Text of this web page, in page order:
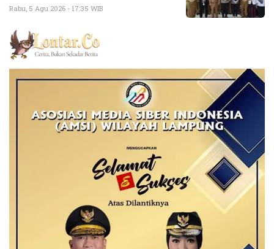
Rabu, 5 Agu 2026 - 17:35 WIB